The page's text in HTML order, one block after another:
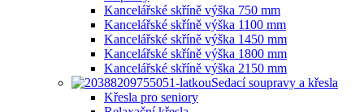
Kancelářské skříně výška 750 mm
Kancelářské skříně výška 1100 mm
Kancelářské skříně výška 1450 mm
Kancelářské skříně výška 1800 mm
Kancelářské skříně výška 2150 mm
Sedací soupravy a křesla
Křesla pro seniory